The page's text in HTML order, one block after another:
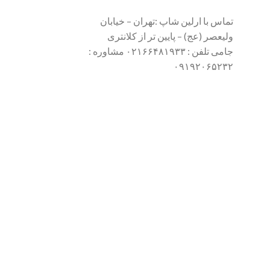
تماس با ارلین شاپ :تهران – خیابان
ولیعصر (عج) – پایین تر از کلانتری
جامی تلفن : ۰۲۱۶۶۴۸۱۹۳۳ مشاوره :
۰۹۱۹۲۰۶۵۲۳۲